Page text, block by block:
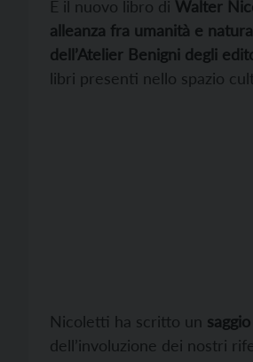
È il nuovo libro di Walter
alleanza fra umanità e
dell’Atelier Benigni degli
libri presenti nello spazio
Nicoletti ha scritto un
dell’involuzione dei nostri